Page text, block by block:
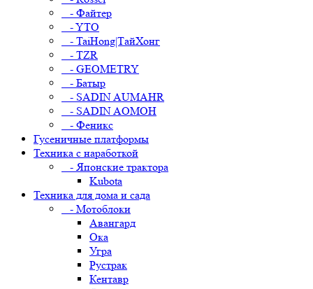
- Файтер
- YTO
- TaiHong|ТайХонг
- TZR
- GEOMETRY
- Батыр
- SADIN AUMAHR
- SADIN AOMOH
- Феникс
Гусеничные платформы
Техника с наработкой
- Японские трактора
Kubota
Техника для дома и сада
- Мотоблоки
Авангард
Ока
Угра
Рустрак
Кентавр